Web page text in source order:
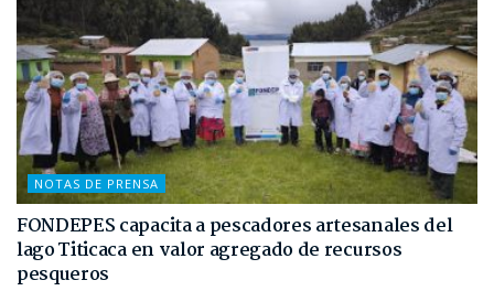
NOTAS DE PRENSA
FONDEPES capacita a pescadores artesanales del
lago Titicaca en valor agregado de recursos
pesqueros